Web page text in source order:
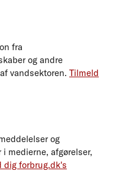
fra
og andre
vandsektoren. Tilmeld
og
medierne, afgørelser,
dig forbrug.dk's